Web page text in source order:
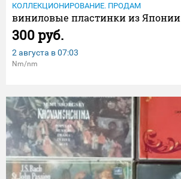
КОЛЛЕКЦИОНИРОВАНИЕ. ПРОДАМ
виниловые пластинки из Японии
300 руб.
2 августа в07:03
Nm/nm